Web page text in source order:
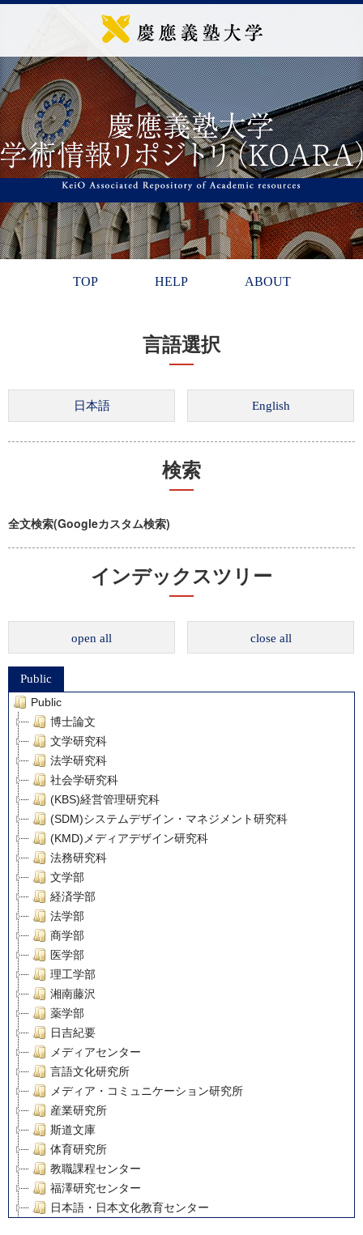
TOP HELP ABOUT
言語選択
検索
全文検索(Googleカスタム検索)
インデックスツリー
open all close all
Public
Public
博士論文
文学研究科
法学研究科
社会学研究科
(KBS)経営管理研究科
(SDM)システムデザイン・マネジメント研究科
(KMD)メディアデザイン研究科
法務研究科
文学部
経済学部
法学部
商学部
医学部
理工学部
湘南藤沢
薬学部
日吉紀要
メディアセンター
言語文化研究所
メディア・コミュニケーション研究所
産業研究所
斯道文庫
体育研究所
教職課程センター
福澤研究センター
日本語・日本文化教育センター